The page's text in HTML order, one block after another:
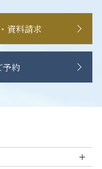
資料請求
予約